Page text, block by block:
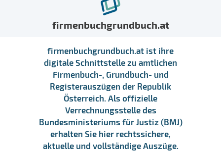
firmenbuchgrundbuch.at
firmenbuchgrundbuch.at ist ihre
digitale Schnittstelle zu amtlichen
Firmenbuch-, Grundbuch- und
Registerauszügen der Republik
Österreich. Als offizielle
Verrechnungsstelle des
Bundesministeriums für Justiz (BMJ)
erhalten Sie hier rechtssichere,
aktuelle und vollständige Auszüge.